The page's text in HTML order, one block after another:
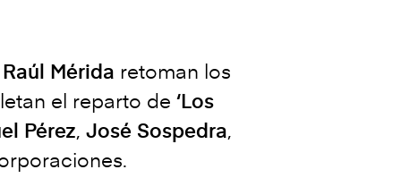
Mérida retoman los
el reparto de ‘Los
Pérez, José Sospedra,